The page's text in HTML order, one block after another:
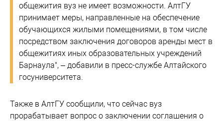
общежития вуз не имеет возможности. АлтГУ
принимает меры, направленные на обеспечение
обучающихся жилыми помещениями, в том числе
посредством заключения договоров аренды мест в
общежитиях иных образовательных учреждений
Барнаула", – добавили в пресс-службе Алтайского
госуниверситета.
Также в АлтГУ сообщили, что сейчас вуз
прорабатывает вопрос о заключении соглашения о